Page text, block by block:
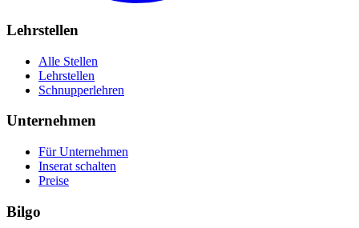
Lehrstellen
Alle Stellen
Lehrstellen
Schnupperlehren
Unternehmen
Für Unternehmen
Inserat schalten
Preise
Bilgo